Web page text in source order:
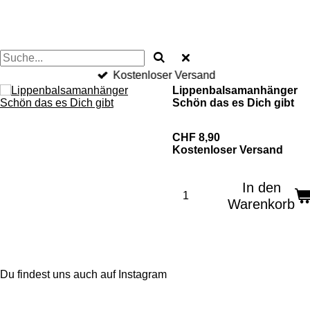
Kostenloser Versand
Lippenbalsamanhänger
Schön das es Dich gibt
CHF 8,90
Kostenloser Versand
In den
Warenkorb
Du findest uns auch auf Instagram